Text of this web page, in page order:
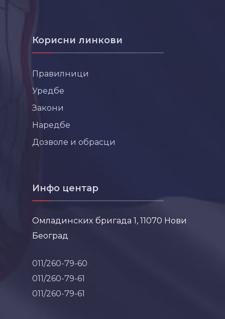
Корисни линкови
Правилници
Уредбе
Закони
Наредбе
Дозволе и обрасци
Инфо центар
Омладинских бригада 1, 11070 Нови
Београд
011/260-79-60
011/260-79-61
011/260-79-61